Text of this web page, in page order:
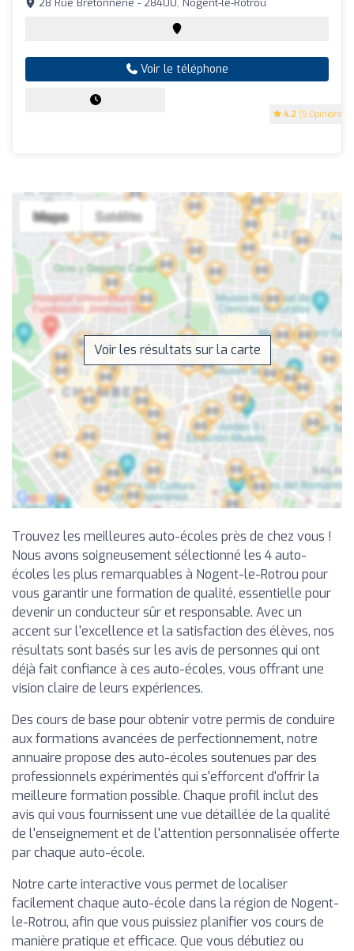
4.2 (5 Opinions)
28 Rue Bretonnerie - 28400, Nogent-le-Rotrou
Voir le téléphone
Voir les résultats sur la carte
Trouvez les meilleures auto-écoles près de chez vous !
Nous avons soigneusement sélectionné les 4 auto-
écoles les plus remarquables à Nogent-le-Rotrou pour
vous garantir une formation de qualité, essentielle pour
devenir un conducteur sûr et responsable. Avec un
accent sur l'excellence et la satisfaction des élèves, nos
résultats sont basés sur les avis de personnes qui ont
déjà fait confiance à ces auto-écoles, vous offrant une
vision claire de leurs expériences.
Des cours de base pour obtenir votre permis de conduire
aux formations avancées de perfectionnement, notre
annuaire propose des auto-écoles soutenues par des
professionnels expérimentés qui s'efforcent d'offrir la
meilleure formation possible. Chaque profil inclut des
avis qui vous fournissent une vue détaillée de la qualité
de l'enseignement et de l'attention personnalisée offerte
par chaque auto-école.
Notre carte interactive vous permet de localiser
facilement chaque auto-école dans la région de Nogent-
le-Rotrou, afin que vous puissiez planifier vos cours de
manière pratique et efficace. Que vous débutiez ou